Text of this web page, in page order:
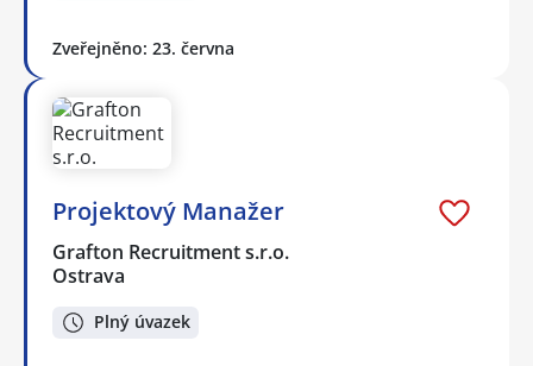
Zveřejněno: 23. června
Projektový Manažer
Grafton Recruitment s.r.o.
Ostrava
Plný úvazek